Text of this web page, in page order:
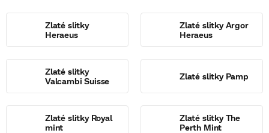
Zlaté slitky
Heraeus
Zlaté slitky Argor
Heraeus
Zlaté slitky
Valcambi Suisse
Zlaté slitky Pamp
Zlaté slitky Royal
mint
Zlaté slitky The
Perth Mint